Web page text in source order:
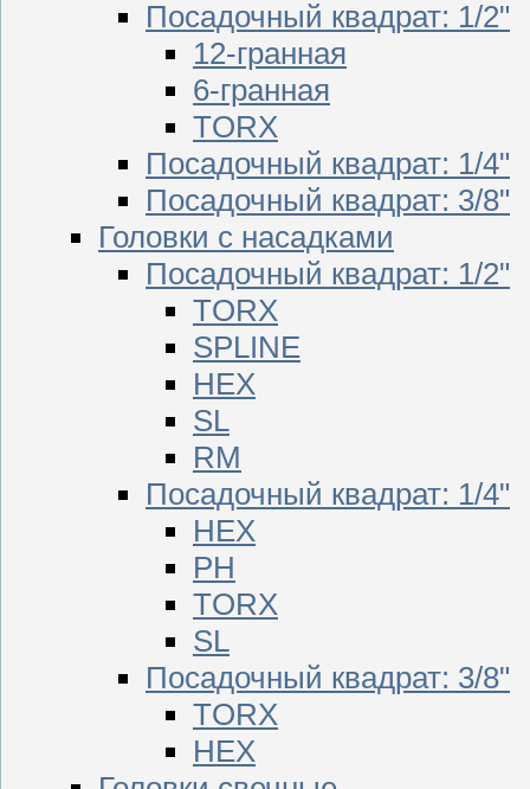
Посадочный квадрат: 1/2"
12-гранная
6-гранная
TORX
Посадочный квадрат: 1/4"
Посадочный квадрат: 3/8"
Головки с насадками
Посадочный квадрат: 1/2"
TORX
SPLINE
HEX
SL
RM
Посадочный квадрат: 1/4"
HEX
PH
TORX
SL
Посадочный квадрат: 3/8"
TORX
HEX